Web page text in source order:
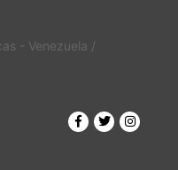
- Venezuela /